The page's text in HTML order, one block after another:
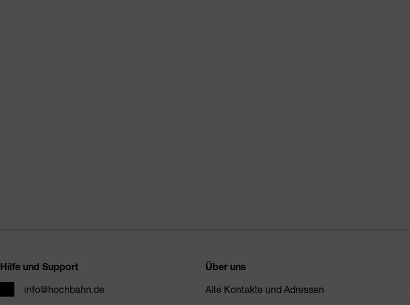
Hilfe und Support
E-Mailinfo@hochbahn.de
Über uns
Alle Kontakte und Adressen